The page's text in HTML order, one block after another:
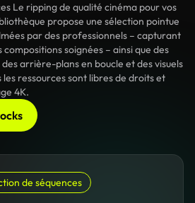
Le ripping de qualité cinéma pour vos
propose une sélection pointue
par des professionnels – capturant
soignées – ainsi que des
arrière-plans en boucle et des visuels
les ressources sont libres de droits et
4K.
de séquences